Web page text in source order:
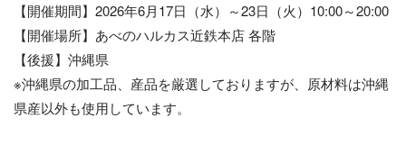
【開催期間】2026年6月17日（水）～23日（火）10:00～20:00
【開催場所】あべのハルカス近鉄本店 各階
【後援】沖縄県
※沖縄県の加工品、産品を厳選しておりますが、原材料は沖縄
県産以外も使用しています。